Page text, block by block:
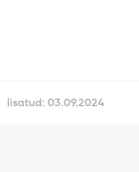
lisatud: 03.09.2024